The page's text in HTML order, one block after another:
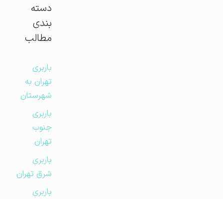
دسته
بندی
مطالب
باربری
تهران به
شهرستان
باربری
جنوب
تهران
باربری
شرق تهران
باربری